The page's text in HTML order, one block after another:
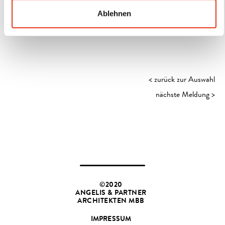
Ablehnen
Architekten für diese Anerkennung und freuen uns schon jetzt
< zurück zur Auswahl
nächste Meldung >
©2020
ANGELIS & PARTNER
ARCHITEKTEN MBB
IMPRESSUM